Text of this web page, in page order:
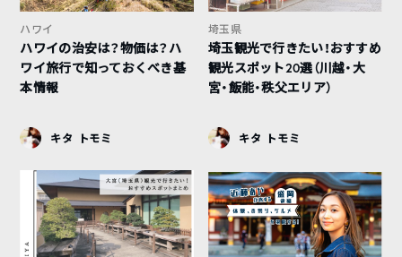
ハワイ
ハワイの治安は？物価は？ハ
ワイ旅行で知っておくべき基
本情報
キタ トモミ
埼玉県
埼玉観光で行きたい！おすすめ
観光スポット20選（川越・大
宮・飯能・秩父エリア）
キタ トモミ